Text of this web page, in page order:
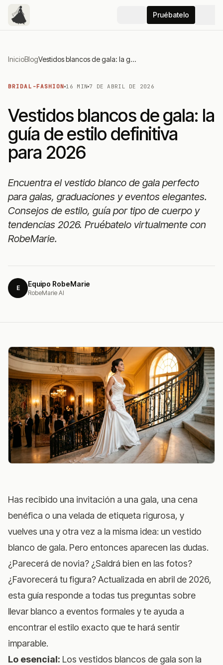
Pruébatelo
InicioBlog Vestidos blancos de gala: la guía de estilo definitiva para 2026
BRIDAL-FASHION 16 MIN 7 DE ABRIL DE 2026
Vestidos blancos de gala: la
guía de estilo definitiva
para 2026
Encuentra el vestido blanco de gala perfecto
para galas, graduaciones y eventos elegantes.
Consejos de estilo, guía por tipo de cuerpo y
tendencias 2026. Pruébatelo virtualmente con
RobeMarie.
E Equipo RobeMarie
RobeMarie AI
Has recibido una invitación a una gala, una cena
benéfica o una velada de etiqueta rigurosa, y
vuelves una y otra vez a la misma idea: un vestido
blanco de gala. Pero entonces aparecen las dudas.
¿Parecerá de novia? ¿Saldrá bien en las fotos?
¿Favorecerá tu figura? Actualizada en abril de 2026,
esta guía responde a todas tus preguntas sobre
llevar blanco a eventos formales y te ayuda a
encontrar el estilo exacto que te hará sentir
imparable.
Lo esencial: Los vestidos blancos de gala son la